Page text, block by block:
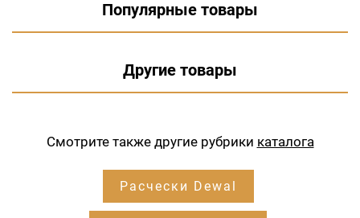
Популярные товары
Другие товары
Смотрите также другие рубрики каталога
Расчески Dewal